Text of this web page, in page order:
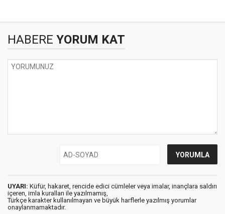
HABERE YORUM KAT
UYARI: Küfür, hakaret, rencide edici cümleler veya imalar, inançlara saldırı
içeren, imla kuralları ile yazılmamış,
Türkçe karakter kullanılmayan ve büyük harflerle yazılmış yorumlar
onaylanmamaktadır.